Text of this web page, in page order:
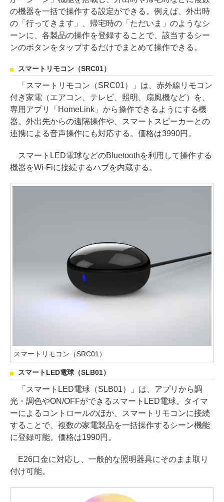
の機器を一括で操作する設定ができる。例えば、外出時
の「行ってきます」、帰宅時の「ただいま」のようなシ
ーンに、各製品の操作を登録することで、該当するシー
ンのボタンをタップするだけでまとめて操作できる。
スマートリモコン（SRC01）
「スマートリモコン（SRC01）」は、赤外線リモコン
付き家電（エアコン、テレビ、照明、扇風機など）を、
専用アプリ「HomeLink」から操作できるようにする機
器。外出先からの遠隔操作や、スマートスピーカーとの
連携による音声操作にも対応する。価格は3990円。
スマートLED電球などのBluetoothを利用して操作する
機器をWi-Fiに接続するハブを内蔵する。
スマートリモコン（SRC01）
スマートLED電球（SLB01）
「スマートLED電球（SLB01）」は、アプリから調
光・調色やON/OFFができるスマートLED電球。タイマ
ーによるコントロールのほか、スマートリモコンに接続
することで、複数の家電製品を一括操作するシーン機能
に登録可能。価格は1990円。
E26口金に対応し、一般的な照明器具にそのまま取り
付け可能。